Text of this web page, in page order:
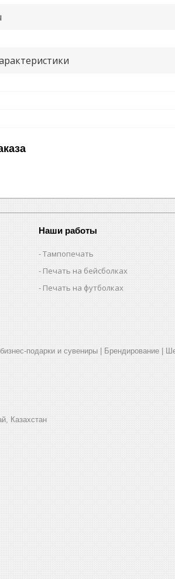
Наши работы
Тампопечать
Печать на бейсболках
Печать на футболках
подарки и сувениры | Брендирование |
Казахстан